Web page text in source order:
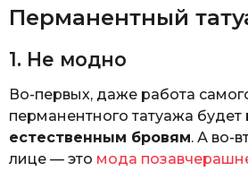
Перманентный
1. Не модно
Во-первых, даже работа
перманентного татуажа будет
естественным бровям. А во-
лице — это мода